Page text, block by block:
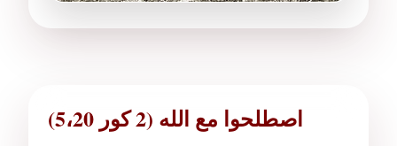
اصطلحوا مع الله (2 كور 5،20)